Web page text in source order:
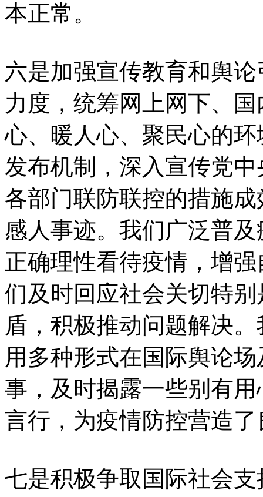
本正常。
六是加强宣传教育和舆
力度，统筹网上网下、
心、暖人心、聚民心的
发布机制，深入宣传党
各部门联防联控的措施
感人事迹。我们广泛普
正确理性看待疫情，增
们及时回应社会关切特
盾，积极推动问题解决
用多种形式在国际舆论
事，及时揭露一些别有
言行，为疫情防控营造
七是积极争取国际社会